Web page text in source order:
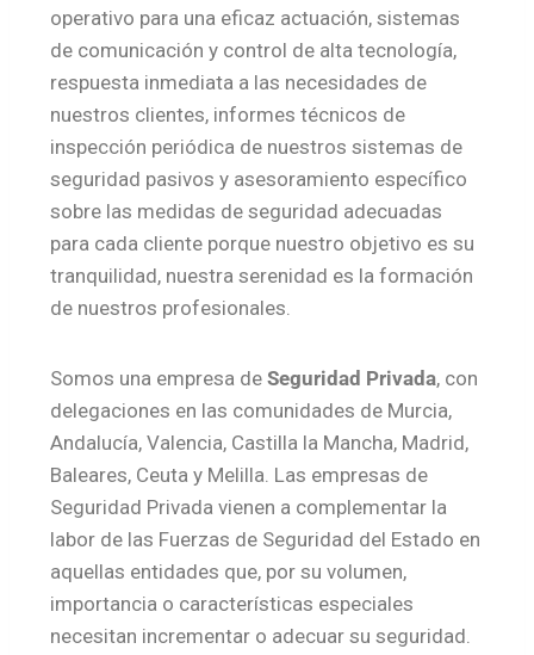
operativo para una eficaz actuación, sistemas
de comunicación y control de alta tecnología,
respuesta inmediata a las necesidades de
nuestros clientes, informes técnicos de
inspección periódica de nuestros sistemas de
seguridad pasivos y asesoramiento específico
sobre las medidas de seguridad adecuadas
para cada cliente porque nuestro objetivo es su
tranquilidad, nuestra serenidad es la formación
de nuestros profesionales.
Somos una empresa de Seguridad Privada, con
delegaciones en las comunidades de Murcia,
Andalucía, Valencia, Castilla la Mancha, Madrid,
Baleares, Ceuta y Melilla. Las empresas de
Seguridad Privada vienen a complementar la
labor de las Fuerzas de Seguridad del Estado en
aquellas entidades que, por su volumen,
importancia o características especiales
necesitan incrementar o adecuar su seguridad.